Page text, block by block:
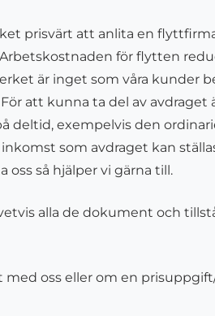
prisvärt att anlita en
för flytten
är inget som våra kunder
att kunna ta del av
deltid, exempelvis den
som avdraget kan
oss så hjälper vi gärna till.
alla de dokument och
oss eller om en